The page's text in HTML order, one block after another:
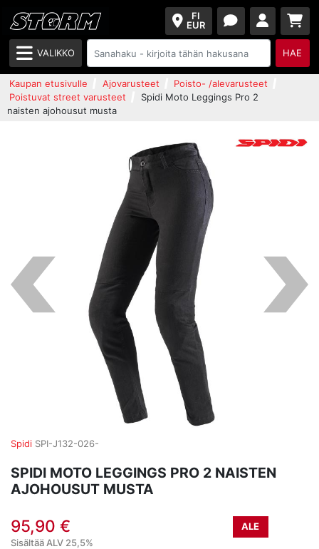
FI
EUR
VALIKKO HAE
Kaupan etusivulle Ajovarusteet
Poisto- /alevarusteet
Poistuvat street varusteet
Spidi Moto Leggings Pro 2
naisten ajohousut musta
Spidi SPI-J132-026-
SPIDI MOTO LEGGINGS PRO 2 NAISTEN
AJOHOUSUT MUSTA
95,90 €
ALE
Sisältää ALV 25,5%